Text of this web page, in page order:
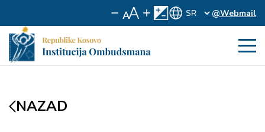
@Webmail
NAZAD